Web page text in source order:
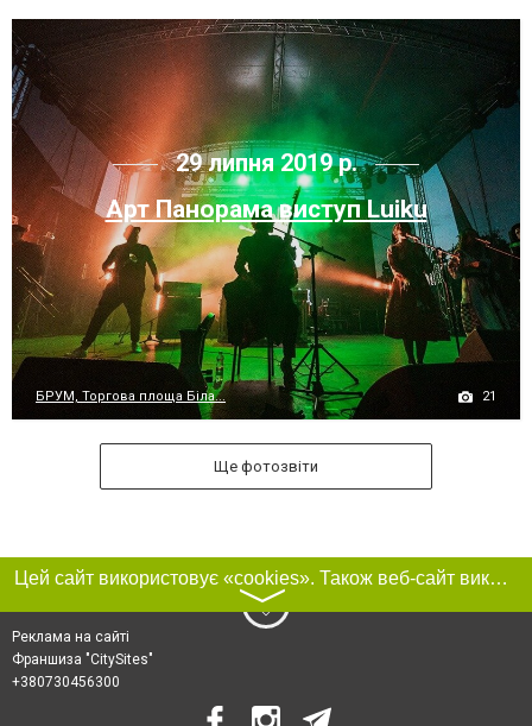
29 липня 2019 р.
Арт Панорама виступ Luiku
БРУМ, Торгова площа Біла... 21
Ще фотозвіти
Цей сайт використовує «cookies». Також веб-сайт використовує інтернет-сервіс для збору технічних даних стосовно відвідувачів з метою отримання маркетингової та статистичної інформації. Умови обробки даних відвідувачів сайту див.
〉
Реклама на сайті
Франшиза "CitySites"
+380730456300